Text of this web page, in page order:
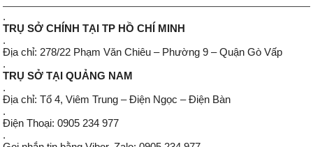
.
TRỤ SỞ CHÍNH TẠI TP HỒ CHÍ MINH
.
Địa chỉ: 278/22 Phạm Văn Chiêu – Phường 9 – Quận Gò Vấp
.
TRỤ SỞ TẠI QUẢNG NAM
.
Địa chỉ: Tổ 4, Viêm Trung – Điện Ngọc – Điện Bàn
.
Điện Thoại: 0905 234 977
.